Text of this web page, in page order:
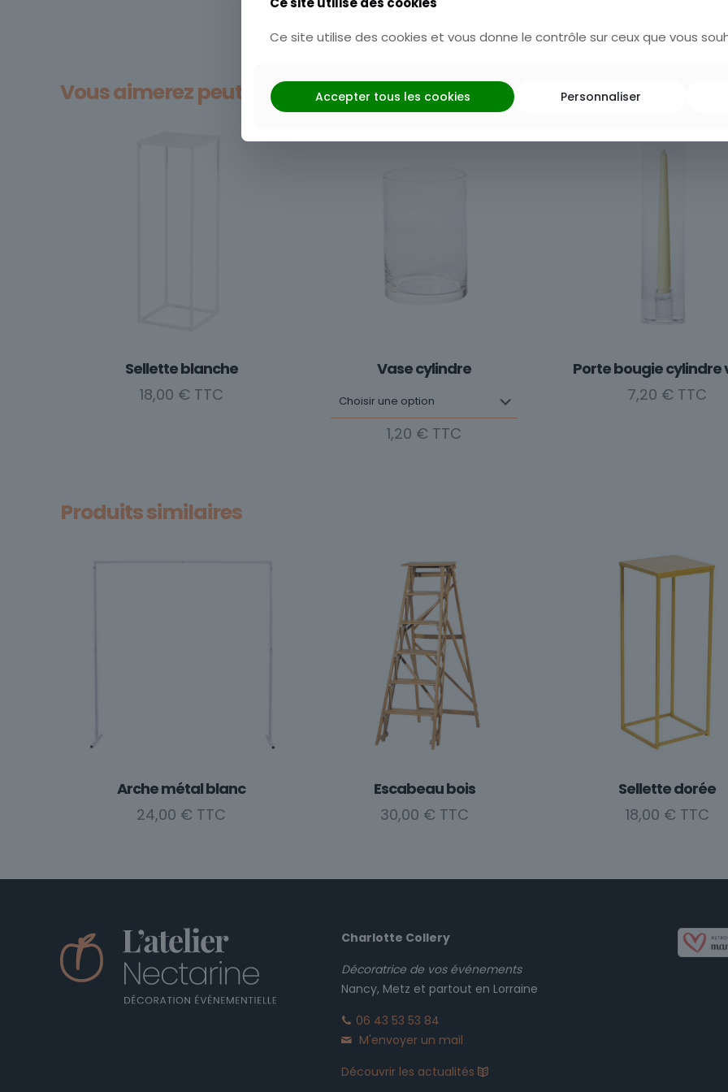
Vous aimerez peut-être aussi…
Sellette blanche
18,00 €
Vase cylindre
1,20 €
options
peuvent
être
choisies
sur
page
du
produit
Porte bougie cylindre
7,20 €
Produits similaires
Arche métal blanc
24,00 €
Escabeau bois
30,00 €
Sellette dorée
18,00 €
Charlotte Collery
Décoratrice de vos événements
Nancy, Metz et partout en Lorraine
06 43 53 53 84
M'envoyer un mail
Découvrir les actualités
Ce site utilise des cookies et vous donne le contrôle sur ceux que vous
Personnaliser
Accepter tous les cookies